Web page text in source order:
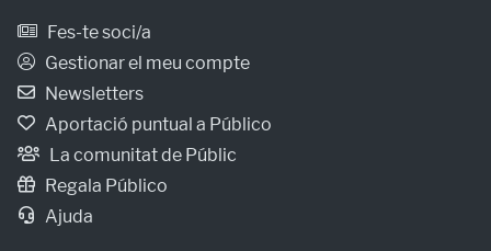
Fes-te soci/a
Gestionar el meu compte
Newsletters
Aportació puntual a Público
La comunitat de Públic
Regala Público
Ajuda